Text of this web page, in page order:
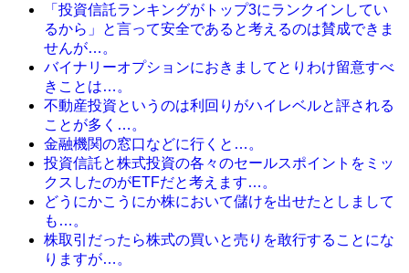
「投資信託ランキングがトップ3にランクインしてい
るから」と言って安全であると考えるのは賛成できま
せんが…。
バイナリーオプションにおきましてとりわけ留意すべ
きことは…。
不動産投資というのは利回りがハイレベルと評される
ことが多く…。
金融機関の窓口などに行くと…。
投資信託と株式投資の各々のセールスポイントをミッ
クスしたのがETFだと考えます…。
どうにかこうにか株において儲けを出せたとしまして
も…。
株取引だったら株式の買いと売りを敢行することにな
りますが…。